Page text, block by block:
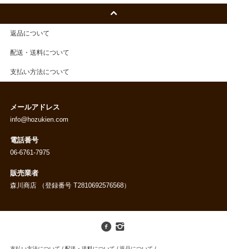
返品について
配送・送料について
支払い方法について
メールアドレス
info@hozukien.com
電話番号
06-6761-7975
販売業者
森川商店 （登録番号 T2810692576568）